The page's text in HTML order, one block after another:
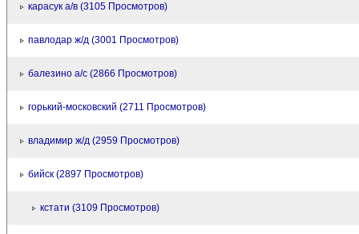
карасук а/в (3105 Просмотров)
павлодар ж/д (3001 Просмотров)
балезино а/с (2866 Просмотров)
горький-московский (2711 Просмотров)
владимир ж/д (2959 Просмотров)
бийск (2897 Просмотров)
кстати (3109 Просмотров)